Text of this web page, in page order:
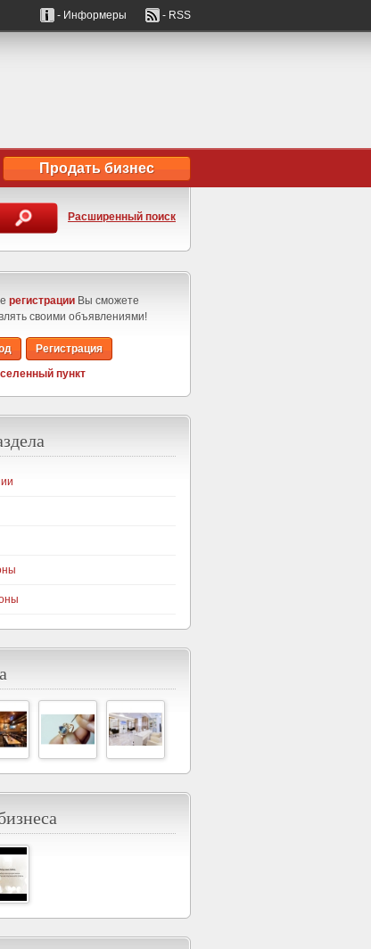
- Информеры - RSS
Продать бизнес
Расширенный поиск
регистрации Вы сможете
своими объявлениями!
Регистрация
пункт